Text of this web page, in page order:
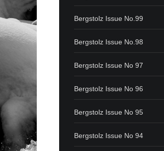
Bergstolz Issue No.99
Bergstolz Issue No.98
Bergstolz Issue No 97
Bergstolz Issue No 96
Bergstolz Issue No 95
Bergstolz Issue No 94